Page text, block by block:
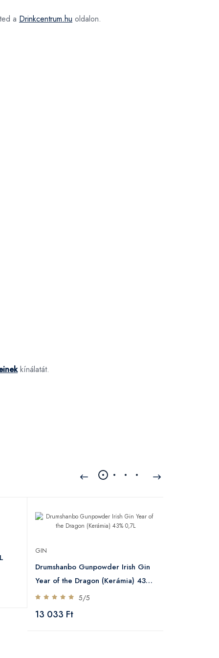
a Drinkcentrum.hu oldalon.
kínálatát.
GIN
Drumshanbo Gunpowder Irish Gin
Year of the Dragon (Kerámia) 43%
0,7L
5/5
13 033 Ft